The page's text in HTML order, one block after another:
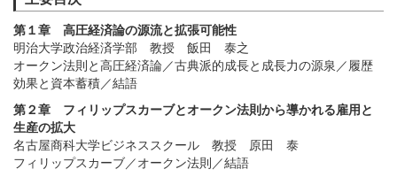
第１章 高圧経済論の源流と拡張可能性
明治大学政治経済学部 教授 飯田 泰之
オークン法則と高圧経済論／古典派的成長と成長力の源泉／履歴
効果と資本蓄積／結語
第２章 フィリップスカーブとオークン法則から導かれる雇用と
生産の拡大
名古屋商科大学ビジネススクール 教授 原田 泰
フィリップスカーブ／オークン法則／結語